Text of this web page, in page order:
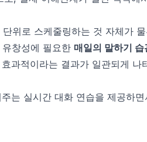
위로 스케줄링하는 것 자체가
창성에 필요한 매일의 말하기 습
과적이라는 결과가 일관되게 나
는 실시간 대화 연습을 제공하